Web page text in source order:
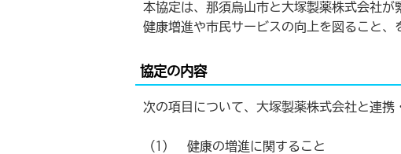
本協定は、那須烏山市と大塚製薬株式会社
健康増進や市民サービスの向上を図ること、
協定の内容
次の項目について、大塚製薬株式会社と連携
（1） 健康の増進に関すること